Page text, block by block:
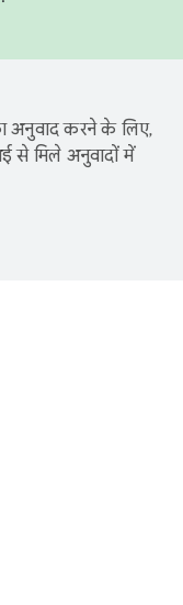
अनुवाद करने के लिए,
से मिले अनुवादों में